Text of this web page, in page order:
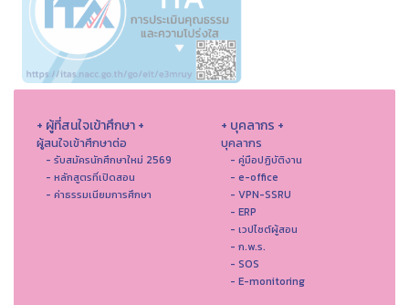
+ ผู้ที่สนใจเข้าศึกษา +
ผู้สนใจเข้าศึกษาต่อ
- รับสมัครนักศึกษาใหม่ 2569
- หลักสูตรที่เปิดสอน
- ค่าธรรมเนียมการศึกษา
+ บุคลากร +
บุคลากร
- คู่มือปฏิบัติงาน
- e-office
- VPN-SSRU
- ERP
- เวปไซต์ผู้สอน
- ก.พ.ร.
- SOS
- E-monitoring